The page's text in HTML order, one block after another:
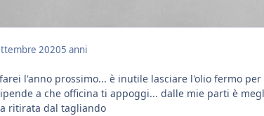
20205 anni
l'anno prossimo... è inutile lasciare l'olio fermo
a che officina ti appoggi... dalle mie parti è
ritirata dal tagliando